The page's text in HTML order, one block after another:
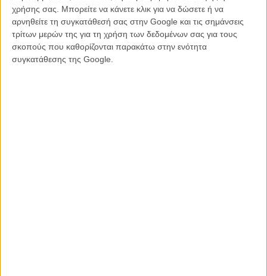
χρήσης σας. Μπορείτε να κάνετε κλικ για να δώσετε ή να
αρνηθείτε τη συγκατάθεσή σας στην Google και τις σημάνσεις
τρίτων μερών της για τη χρήση των δεδομένων σας για τους
σκοπούς που καθορίζονται παρακάτω στην ενότητα
συγκατάθεσης της Google.